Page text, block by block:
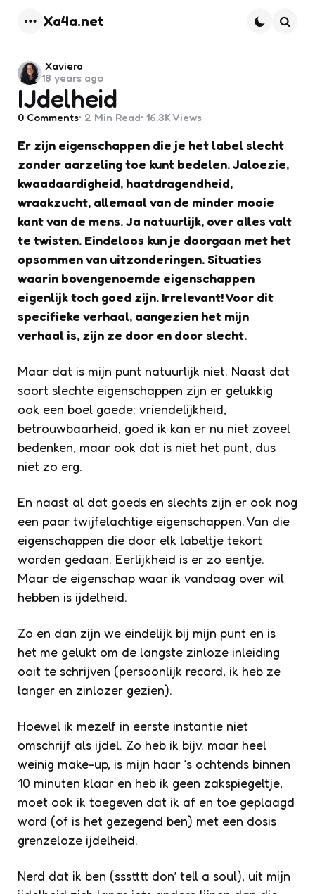
Xa4a.net
IJdelheid
Posted
by
Xaviera
18 years ago
0 Comments 2 Min Read 16.3K Views
Er zijn eigenschappen die je het label slecht
zonder aarzeling toe kunt bedelen. Jaloezie,
kwaadaardigheid, haatdragendheid,
wraakzucht, allemaal van de minder mooie
kant van de mens. Ja natuurlijk, over alles valt
te twisten. Eindeloos kun je doorgaan met het
opsommen van uitzonderingen. Situaties
waarin bovengenoemde eigenschappen
eigenlijk toch goed zijn. Irrelevant! Voor dit
specifieke verhaal, aangezien het mijn
verhaal is, zijn ze door en door slecht.
Maar dat is mijn punt natuurlijk niet. Naast dat
soort slechte eigenschappen zijn er gelukkig
ook een boel goede: vriendelijkheid,
betrouwbaarheid, goed ik kan er nu niet zoveel
bedenken, maar ook dat is niet het punt, dus
niet zo erg.
En naast al dat goeds en slechts zijn er ook nog
een paar twijfelachtige eigenschappen. Van die
eigenschappen die door elk labeltje tekort
worden gedaan. Eerlijkheid is er zo eentje.
Maar de eigenschap waar ik vandaag over wil
hebben is ijdelheid.
Zo en dan zijn we eindelijk bij mijn punt en is
het me gelukt om de langste zinloze inleiding
ooit te schrijven (persoonlijk record, ik heb ze
langer en zinlozer gezien).
Hoewel ik mezelf in eerste instantie niet
omschrijf als ijdel. Zo heb ik bijv. maar heel
weinig make-up, is mijn haar ‘s ochtends binnen
10 minuten klaar en heb ik geen zakspiegeltje,
moet ook ik toegeven dat ik af en toe geplaagd
word (of is het gezegend ben) met een dosis
grenzeloze ijdelheid.
Nerd dat ik ben (ssstttt don’ tell a soul), uit mijn